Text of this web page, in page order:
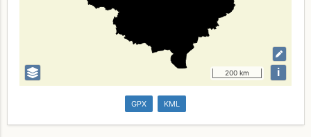
200 km i
GPX KML